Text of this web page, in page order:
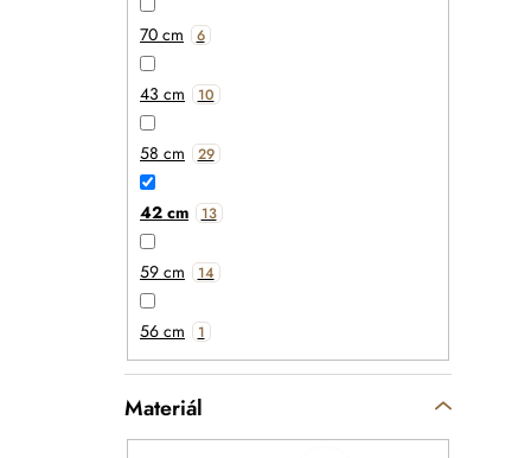
70 cm 6
43 cm 10
58 cm 29
42 cm 13
59 cm 14
56 cm 1
Materiál